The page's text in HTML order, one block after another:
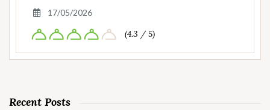
17/05/2026
(4.3 / 5)
Recent Posts